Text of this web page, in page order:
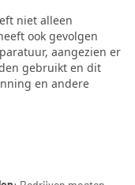
niet alleen
ook gevolgen
aangezien er
gebruikt en dit
en andere